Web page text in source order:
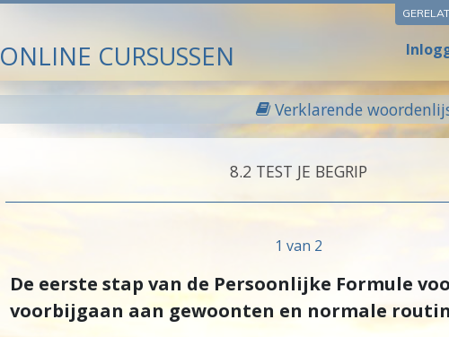
ONLINE CURSUSSEN
Verklarende
8.‎2 TEST JE BEGRIP
1 van 2
De eerste stap van de Persoonlijke Formule
voorbijgaan aan gewoonten en normale